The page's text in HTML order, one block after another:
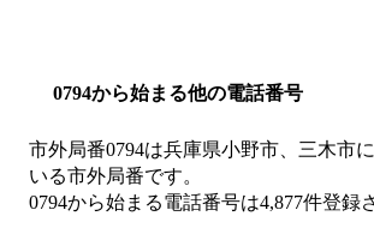
0794から始まる他の電話番号
市外局番0794は兵庫県小野市、三木市
いる市外局番です。
0794から始まる電話番号は4,877件登録